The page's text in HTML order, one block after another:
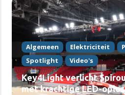
Algemeen Elektriciteit
Spotlight
Video's
Key4Light verlicht
met krachtige LED-